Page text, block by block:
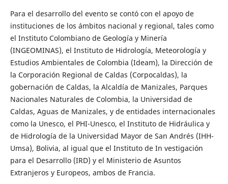
Para el desarrollo del evento se contó con el apoyo de
instituciones de los ámbitos nacional y regional, tales como
el Instituto Colombiano de Geología y Minería
(INGEOMINAS), el Instituto de Hidrología, Meteorología y
Estudios Ambientales de Colombia (Ideam), la Dirección de
la Corporación Regional de Caldas (Corpocaldas), la
gobernación de Caldas, la Alcaldía de Manizales, Parques
Nacionales Naturales de Colombia, la Universidad de
Caldas, Aguas de Manizales, y de entidades internacionales
como la Unesco, el PHI-Unesco, el Instituto de Hidráulica y
de Hidrología de la Universidad Mayor de San Andrés (IHH-
Umsa), Bolivia, al igual que el Instituto de In vestigación
para el Desarrollo (IRD) y el Ministerio de Asuntos
Extranjeros y Europeos, ambos de Francia.